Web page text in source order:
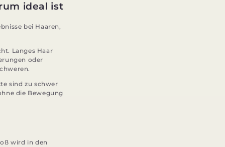
ideal ist
bei Haaren,
Langes Haar
oder
sind zu schwer
die Bewegung
wird in den